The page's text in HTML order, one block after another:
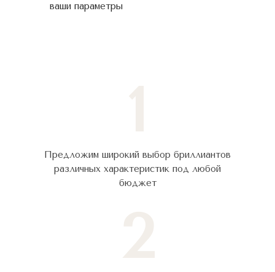
ваши параметры
Предложим широкий выбор бриллиантов
различных характеристик под любой
бюджет